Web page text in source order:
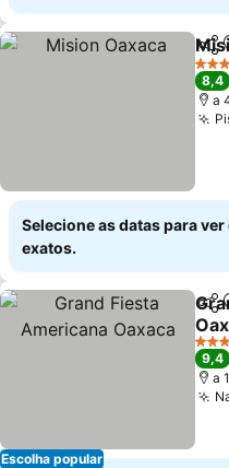
4
8,4
a
Selecione as datas para
exatos.
Escolha popular
5
9,4
a